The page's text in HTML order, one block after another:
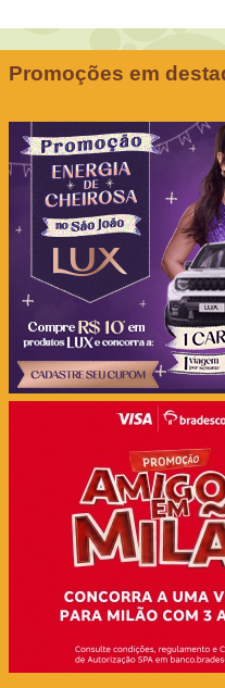
Promoções em